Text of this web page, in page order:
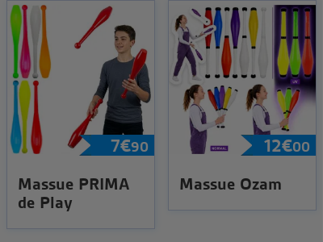
7€90
Massue PRIMA
de Play
12€00
Massue Ozam